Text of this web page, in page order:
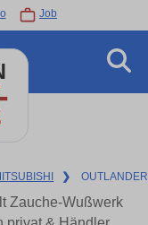
Job
❯ OUTLANDER
Zauche-Wußwerk